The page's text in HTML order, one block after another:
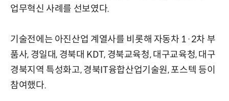
업무혁신 사례를 선보였다.
기술전에는 아진산업 계열사를 비롯해 자동차 1·2차 부
품사, 경일대, 경북대 KDT, 경북교육청, 대구교육청, 대구
경북지역 특성화고, 경북IT융합산업기술원, 포스텍 등이
참여했다.